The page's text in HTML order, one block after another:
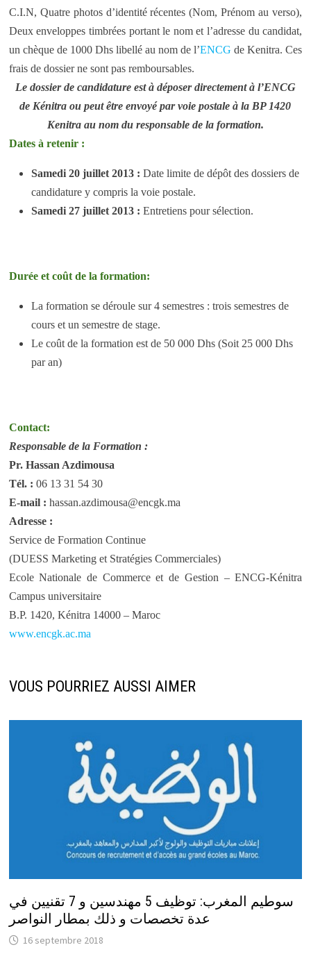
C.I.N, Quatre photos d’identité récentes (Nom, Prénom au verso),
Deux enveloppes timbrées portant le nom et l’adresse du candidat,
un chèque de 1000 Dhs libellé au nom de l’ENCG de Kenitra. Ces
frais de dossier ne sont pas remboursables.
Le dossier de candidature est à déposer directement à l’ENCG
de Kénitra ou peut être envoyé par voie postale à la BP 1420
Kenitra au nom du responsable de la formation.
Dates à retenir :
Samedi 20 juillet 2013 : Date limite de dépôt des dossiers de
candidature y compris la voie postale.
Samedi 27 juillet 2013 : Entretiens pour sélection.
Durée et coût de la formation:
La formation se déroule sur 4 semestres : trois semestres de
cours et un semestre de stage.
Le coût de la formation est de 50 000 Dhs (Soit 25 000 Dhs
par an)
Contact:
Responsable de la Formation :
Pr. Hassan Azdimousa
Tél. : 06 13 31 54 30
E-mail : hassan.azdimousa@encgk.ma
Adresse :
Service de Formation Continue
(DUESS Marketing et Stratégies Commerciales)
Ecole Nationale de Commerce et de Gestion – ENCG-Kénitra
Campus universitaire
B.P. 1420, Kénitra 14000 – Maroc
www.encgk.ac.ma
VOUS POURRIEZ AUSSI AIMER
سوطيم المغرب: توظيف 5 مهندسين و 7 تقنيين في
عدة تخصصات و ذلك بمطار النواصر
16 septembre 2018